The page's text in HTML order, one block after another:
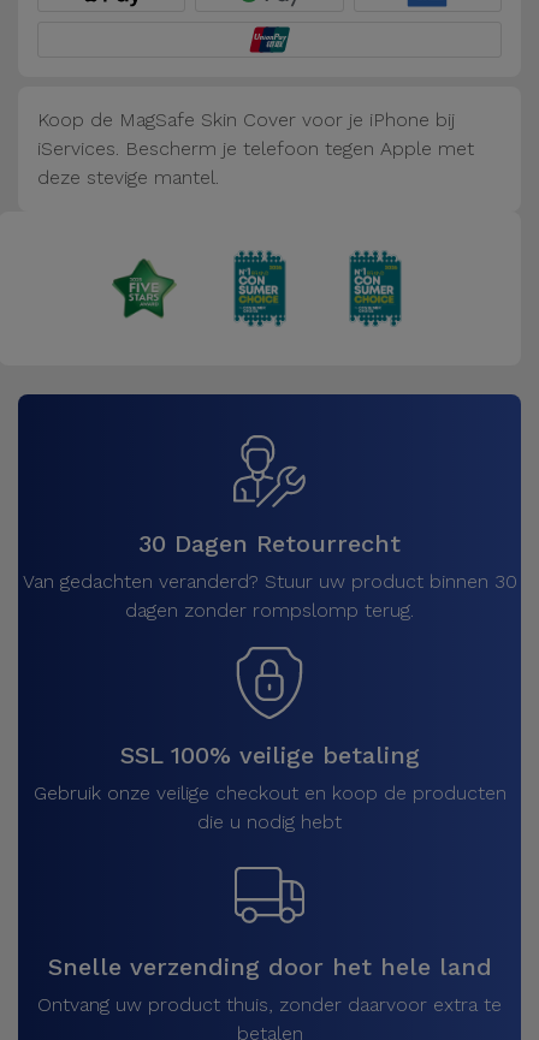
iPad en
Tablet
Koop de MagSafe Skin Cover voor je iPhone bij
iServices. Bescherm je telefoon tegen Apple met
deze stevige mantel.
30 Dagen Retourrecht
Van gedachten veranderd? Stuur uw product binnen 30
dagen zonder rompslomp terug.
SSL 100% veilige betaling
Gebruik onze veilige checkout en koop de producten
die u nodig hebt
Snelle verzending door het hele land
Ontvang uw product thuis, zonder daarvoor extra te
betalen